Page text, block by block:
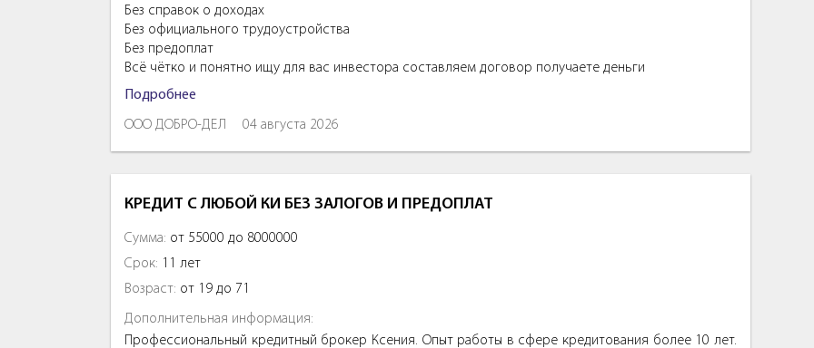
Без справок о доходах
Без официального трудоустройства
Без предоплат
Всё чётко и понятно ищу для вас инвестора составляем договор получаете деньги
Подробнее
ООО ДОБРО-ДЕЛ 04 августа 2026
КРЕДИТ С ЛЮБОЙ КИ БЕЗ ЗАЛОГОВ И ПРЕДОПЛАТ
Сумма: от 55000 до 8000000
Срок: 11 лет
Возраст: от 19 до 71
Дополнительная информация:
Профессиональный кредитный брокер Ксения. Опыт работы в сфере кредитования более 10 лет.